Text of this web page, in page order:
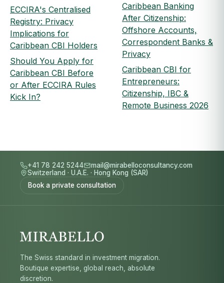
ECCIRA's Centralised
Registry: Privacy
Implications for
Caribbean CBI Holders
Should You Apply for
Caribbean CBI Before
or After ECCIRA Rules
Kick In?
Caribbean Banking
After Citizenship:
Offshore Accounts,
Correspondent Banks &
Privacy
Caribbean CBI for
Entrepreneurs:
Citizenship, IBC &
Remote Business 2026
+41 78 242 5244
mail@mirabelloconsultancy.com
Switzerland · U.A.E. · Hong Kong (SAR)
Book a private consultation
The Swiss standard in investment migration.
Boutique expertise, global reach, absolute
discretion.